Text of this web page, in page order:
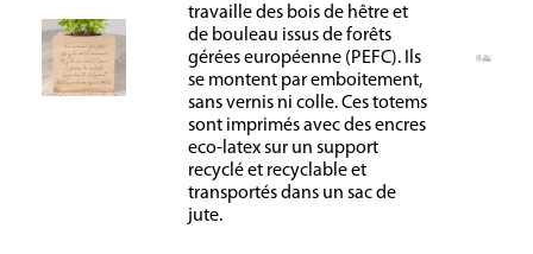
travaille des bois de hêtre et
de bouleau issus de forêts
gérées européenne (PEFC). Ils
se montent par emboitement,
sans vernis ni colle. Ces totems
sont imprimés avec des encres
eco-latex sur un support
recyclé et recyclable et
transportés dans un sac de
jute.